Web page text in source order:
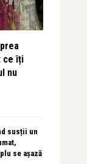
ce îți
nu
susții un
se așază